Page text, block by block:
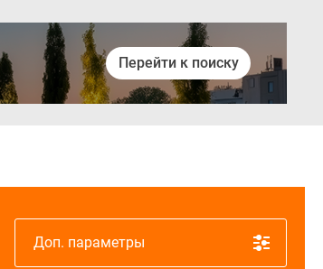
Перейти к поиску
Доп. параметры